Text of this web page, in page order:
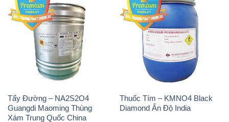
Tẩy Đường – NA2S2O4
Guangdi Maoming Thùng
Xám Trung Quốc China
Thuốc Tím – KMNO4 Black
Diamond Ấn Độ India